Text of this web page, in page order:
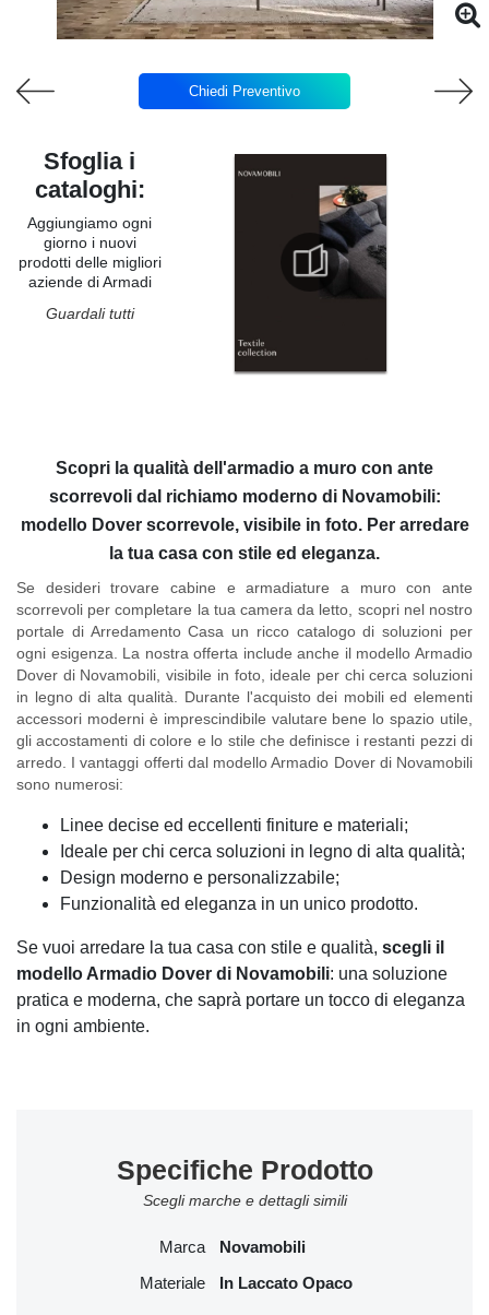
Chiedi Preventivo
Scopri la qualità dell'armadio a muro con ante
scorrevoli dal richiamo moderno di Novamobili:
modello Dover scorrevole, visibile in foto. Per arredare
la tua casa con stile ed eleganza.
Se desideri trovare cabine e armadiature a muro con ante
scorrevoli per completare la tua camera da letto, scopri nel nostro
portale di Arredamento Casa un ricco catalogo di soluzioni per
ogni esigenza. La nostra offerta include anche il modello Armadio
Dover di Novamobili, visibile in foto, ideale per chi cerca soluzioni
in legno di alta qualità. Durante l'acquisto dei mobili ed elementi
accessori moderni è imprescindibile valutare bene lo spazio utile,
gli accostamenti di colore e lo stile che definisce i restanti pezzi di
arredo. I vantaggi offerti dal modello Armadio Dover di Novamobili
sono numerosi:
Linee decise ed eccellenti finiture e materiali;
Ideale per chi cerca soluzioni in legno di alta qualità;
Design moderno e personalizzabile;
Funzionalità ed eleganza in un unico prodotto.
Se vuoi arredare la tua casa con stile e qualità, scegli il
modello Armadio Dover di Novamobili: una soluzione
pratica e moderna, che saprà portare un tocco di eleganza
in ogni ambiente.
Sfoglia i
cataloghi:
Aggiungiamo ogni
giorno i nuovi
prodotti delle migliori
aziende di Armadi
Guardali tutti
Specifiche Prodotto
Scegli marche e dettagli simili
Marca Novamobili
Materiale In Laccato Opaco